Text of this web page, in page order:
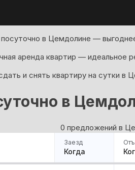
посуточно в Цемдолине —
аренда квартир — идеальное
и снять квартиру на сутки в
в
0 предложений в
Заезд
Когда